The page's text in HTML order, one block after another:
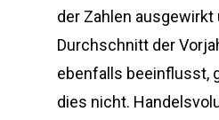
der Zahlen ausgewirkt
Durchschnitt der
ebenfalls beeinflusst,
dies nicht.